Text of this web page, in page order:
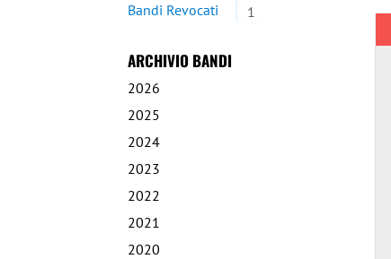
Bandi Revocati
1
ARCHIVIO BANDI
2026
2025
2024
2023
2022
2021
2020